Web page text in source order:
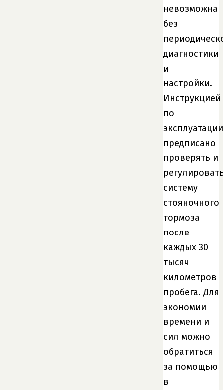
невозможна
без
диагностики
и
настройки.
Инструкцией
по
эксплуатации
предписано
проверять и
систему
стояночного
тормоза
после
каждых 30
тысяч
километров
пробега. Для
экономии
времени и
сил можно
обратиться
за помощью
в